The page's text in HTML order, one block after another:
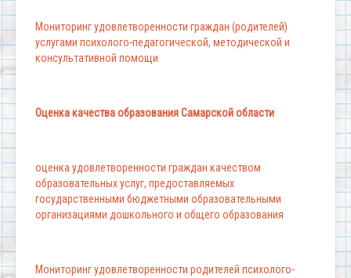
Мониторинг удовлетворенности граждан (родителей)
услугами психолого-педагогической, методической и
консультативной помощи
Оценка качества образования Самарской области
оценка удовлетворенности граждан качеством
образовательных услуг, предоставляемых
государственными бюджетными образовательными
организациями дошкольного и общего образования
Мониторинг удовлетворенности родителей психолого-